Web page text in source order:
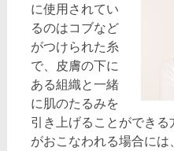
に使用されてい
るのはコブなど
がつけられた糸
で、皮膚の下に
ある組織と一緒
に肌のたるみを
引き上げることができ
がおこなわれる場合に